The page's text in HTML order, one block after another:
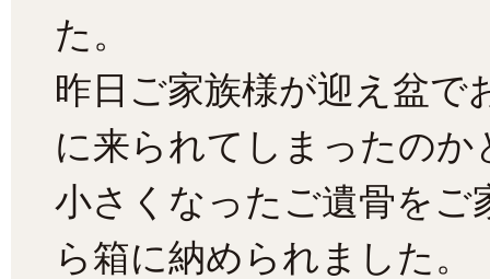
た。
昨日ご家族様が迎え盆で
に来られてしまったのか
小さくなったご遺骨をご
ら箱に納められました。